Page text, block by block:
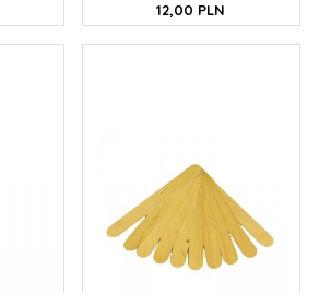
12,00 PLN